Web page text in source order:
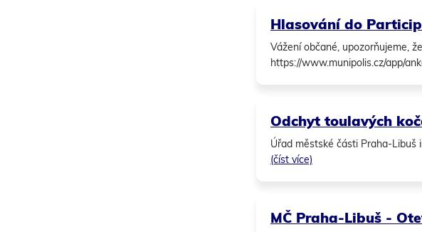
Hlasování do
Vážení občané, upozorňujeme,
https://www.munipolis.cz/app/
Odchyt toulavých
Úřad městské části Praha-Libuš
(číst více)
MČ Praha-Libuš -